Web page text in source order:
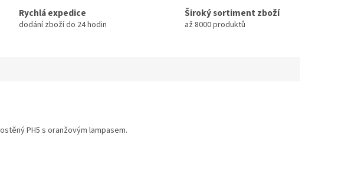
Rychlá expedice
dodání zboží do 24 hodin
Široký sortiment zboží
až 8000 produktů
PH5 s oranžovým lampasem.